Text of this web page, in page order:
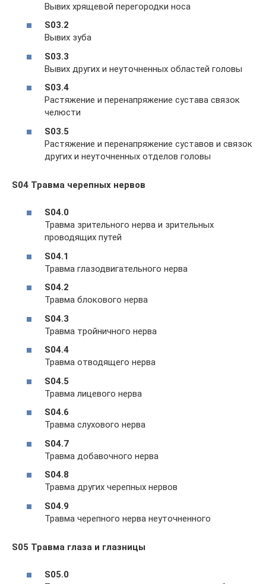
Вывих хрящевой перегородки носа
S03.2
Вывих зуба
S03.3
Вывих других и неуточненных областей головы
S03.4
Растяжение и перенапряжение сустава связок
челюсти
S03.5
Растяжение и перенапряжение суставов и связок
других и неуточненных отделов головы
S04 Травма черепных нервов
S04.0
Травма зрительного нерва и зрительных
проводящих путей
S04.1
Травма глазодвигательного нерва
S04.2
Травма блокового нерва
S04.3
Травма тройничного нерва
S04.4
Травма отводящего нерва
S04.5
Травма лицевого нерва
S04.6
Травма слухового нерва
S04.7
Травма добавочного нерва
S04.8
Травма других черепных нервов
S04.9
Травма черепного нерва неуточненного
S05 Травма глаза и глазницы
S05.0